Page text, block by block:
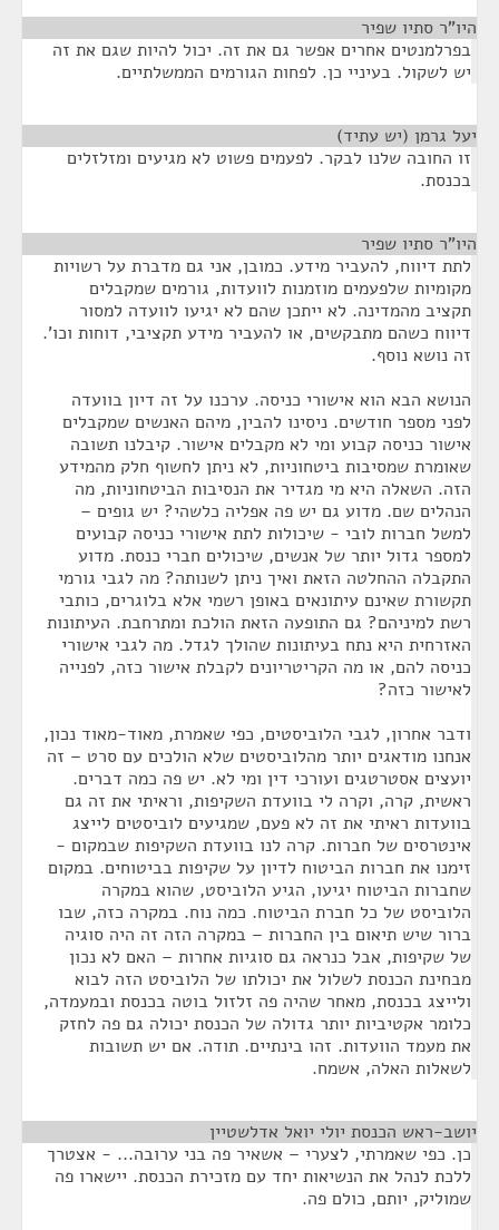
היו"ר סתיו שפיר
בפרלמנטים אחרים אפשר גם את זה. יכול להיות שגם את זה
יש לשקול. בעיניי כן. לפחות הגורמים הממשלתיים.
יעל גרמן (יש עתיד)
זו החובה שלנו לבקר. לפעמים פשוט לא מגיעים ומזלזלים
בכנסת.
היו"ר סתיו שפיר
לתת דיווח, להעביר מידע. כמובן, אני גם מדברת על רשויות
מקומיות שלפעמים מוזמנות לוועדות, גורמים שמקבלים
תקציב מהמדינה. לא ייתכן שהם לא יגיעו לוועדה למסור
דיווח כשהם מתבקשים, או להעביר מידע תקציבי, דוחות וכו'.
זה נושא נוסף.
הנושא הבא הוא אישורי כניסה. ערכנו על זה דיון בוועדה
לפני מספר חודשים. ניסינו להבין, מיהם האנשים שמקבלים
אישור כניסה קבוע ומי לא מקבלים אישור. קיבלנו תשובה
שאומרת שמסיבות ביטחוניות, לא ניתן לחשוף חלק מהמידע
הזה. השאלה היא מי מגדיר את הנסיבות הביטחוניות, מה
הנהלים שם. מדוע גם יש פה אפליה כלשהי? יש גופים –
למשל חברות לובי - שיכולות לתת אישורי כניסה קבועים
למספר גדול יותר של אנשים, שיכולים חברי כנסת. מדוע
התקבלה ההחלטה הזאת ואיך ניתן לשנותה? מה לגבי גורמי
תקשורת שאינם עיתונאים באופן רשמי אלא בלוגרים, כותבי
רשת למיניהם? גם התופעה הזאת הולכת ומתרחבת. העיתונות
האזרחית היא נתח בעיתונות שהולך לגדל. מה לגבי אישורי
כניסה להם, או מה הקריטריונים לקבלת אישור כזה, לפנייה
לאישור כזה?
ודבר אחרון, לגבי הלוביסטים, כפי שאמרת, מאוד-מאוד נכון,
אנחנו מודאגים יותר מהלוביסטים שלא הולכים עם סרט – זה
יועצים אסטרטגים ועורכי דין ומי לא. יש פה כמה דברים.
ראשית, קרה, וקרה לי בוועדת השקיפות, וראיתי את זה גם
בוועדות ראיתי את זה לא פעם, שמגיעים לוביסטים לייצג
אינטרסים של חברות. קרה לנו בוועדת השקיפות שבמקום -
זימנו את חברות הביטוח לדיון על שקיפות בביטוחים. במקום
שחברות הביטוח יגיעו, הגיע הלוביסט, שהוא במקרה
הלוביסט של כל חברת הביטוח. כמה נוח. במקרה כזה, שבו
ברור שיש תיאום בין החברות – במקרה הזה זה היה סוגיה
של שקיפות, אבל כנראה גם סוגיות אחרות – האם לא נכון
מבחינת הכנסת לשלול את יכולתו של הלוביסט הזה לבוא
ולייצג בכנסת, מאחר שהיה פה זלזול בוטה בכנסת ובמעמדה,
כלומר אקטיביות יותר גדולה של הכנסת יכולה גם פה לחזק
את מעמד הוועדות. זהו בינתיים. תודה. אם יש תשובות
לשאלות האלה, אשמח.
יושב-ראש הכנסת יולי יואל אדלשטיין
כן. כפי שאמרתי, לצערי – אשאיר פה בני ערובה... - אצטרך
ללכת לנהל את הנשיאות יחד עם מזכירת הכנסת. יישארו פה
שמוליק, יותם, כולם פה.